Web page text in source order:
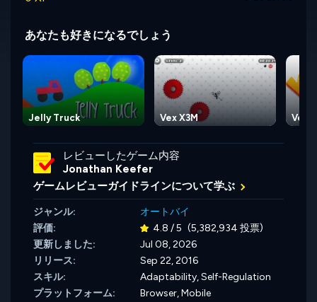
あなたも好きになるでしょう
Jelly Truck Vex X3M Vex
レビューしたゲーム内容
Jonathan Keefer
ゲームレビューガイドラインについて学ぶ
ジャンル:
オートバイ
評価:
4.8 / 5 (5,382,934 投票)
更新しました:
Jul 08, 2026
リリース:
Sep 22, 2016
スキル:
Adaptability,Self-Regulation
プラットフォーム:
Browser, Mobile